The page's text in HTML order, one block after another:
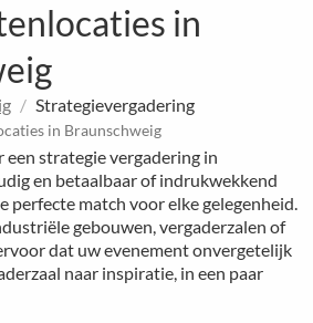
in
Strategievergadering
in Braunschweig
een strategie vergadering in
en betaalbaar of indrukwekkend
perfecte match voor elke gelegenheid.
gebouwen, vergaderzalen of
dat uw evenement onvergetelijk
naar inspiratie, in een paar